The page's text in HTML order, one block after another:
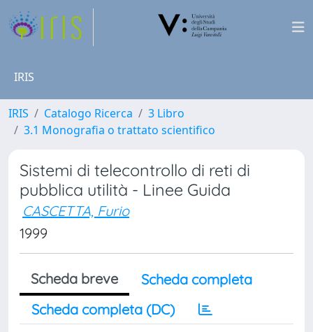
IRIS
IRIS Catalogo Ricerca
3 Libro
3.1 Monografia o trattato scientifico
Sistemi di telecontrollo di reti di
pubblica utilità - Linee Guida
CASCETTA, Furio
1999
Scheda breve
Scheda completa
Scheda completa (DC)